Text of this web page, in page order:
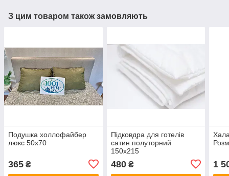
З цим товаром також замовляють
Подушка холлофайбер
люкс 50х70
365 ₴
Підковдра для готелів
сатин полуторний
150х215
480₴ 1